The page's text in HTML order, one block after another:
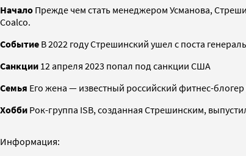
Начало Прежде чем стать менеджером Усманова,
Coalco.
Событие В 2022 году Стрешинский ушел с поста
Санкции 12 апреля 2023 попал под санкции США
Семья Его жена — известный российский фитнес-
Хобби Рок-группа ISB, созданная Стрешинским,
Информация: